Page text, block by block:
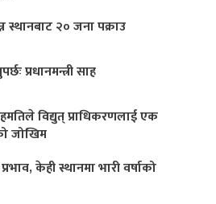
२० जना पक्राउ
प्रधानमन्त्री साह
विद्युत् प्राधिकरणलाई एक
जोखिम
केही स्थानमा भारी वर्षाको